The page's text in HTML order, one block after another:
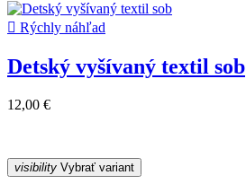
 Rýchly náhľad
Detský vyšívaný textil sob
12,00 €
visibility Vybrať variant